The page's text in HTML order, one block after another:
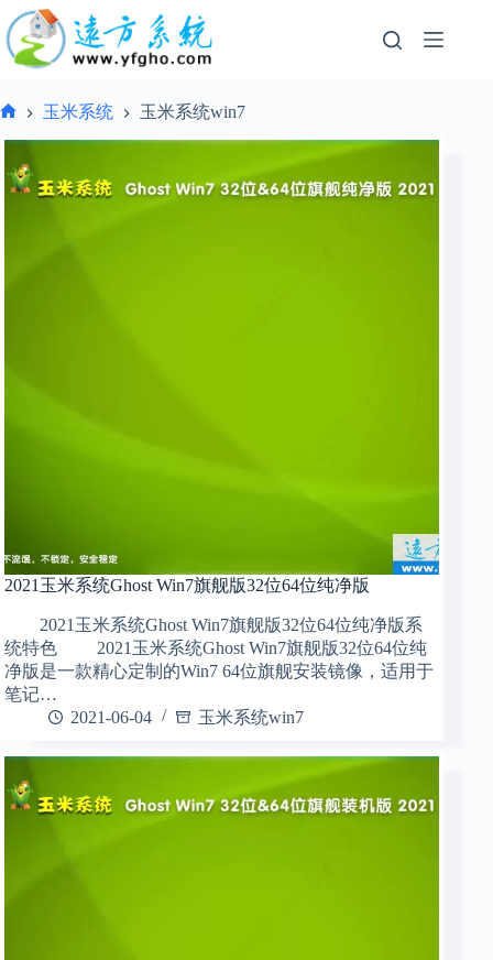
过
内
玉米系统 玉米系统win7
2021玉米系统Ghost Win7旗舰版32位64位纯净版
2021玉米系统Ghost Win7旗舰版32位64位纯净版系
统特色 2021玉米系统Ghost Win7旗舰版32位64位纯
净版是一款精心定制的Win7 64位旗舰安装镜像，适用于
笔记…
2021-06-04
玉米系统win7